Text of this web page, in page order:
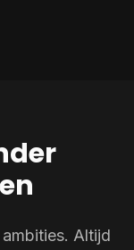
Altijd